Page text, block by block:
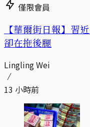
僅限會員
【華爾街日報】習
卻在拖後腿
Lingling Wei
13 小時前